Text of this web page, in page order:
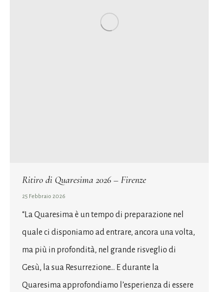
Ritiro di Quaresima 2026 – Firenze
25 Febbraio 2026
“La Quaresima è un tempo di preparazione nel
quale ci disponiamo ad entrare, ancora una volta,
ma più in profondità, nel grande risveglio di
Gesù, la sua Resurrezione… E durante la
Quaresima approfondiamo l’esperienza di essere